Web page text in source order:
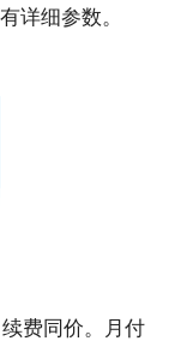
详细参数。
费同价。月付